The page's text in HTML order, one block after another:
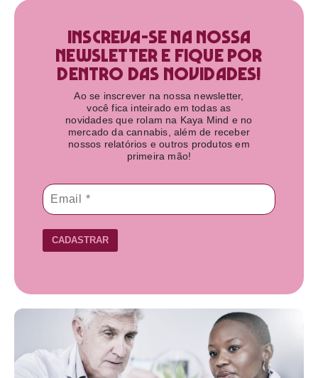
Inscreva-se na nossa
newsletter e fique por
dentro das novidades!​
Ao se inscrever na nossa newsletter,
você fica inteirado em todas as
novidades que rolam na Kaya Mind e no
mercado da cannabis, além de receber
nossos relatórios e outros produtos em
primeira mão!
CADASTRAR